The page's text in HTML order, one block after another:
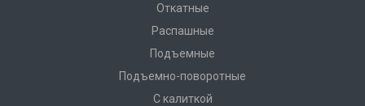
Откатные
Распашные
Подъемные
Подъемно-поворотные
С калиткой